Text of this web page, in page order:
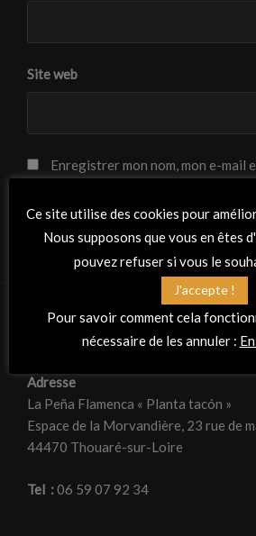
Site web
Enregistrer mon nom, mon e-mail
RETROUVEZ-NOUS
Adresse
La Peña Flamenca « Planta tacón »
Espace de la Morvandière, 23 rue de
44470 Thouaré-sur-Loire
Tel :06 59 07 92 34
Ce site utilise des cookies pour
Nous supposons que vous en êtes
pouvez refuser si vous le
J'accepte !
Pour savoir comment cela
nécessaire de les annuler :